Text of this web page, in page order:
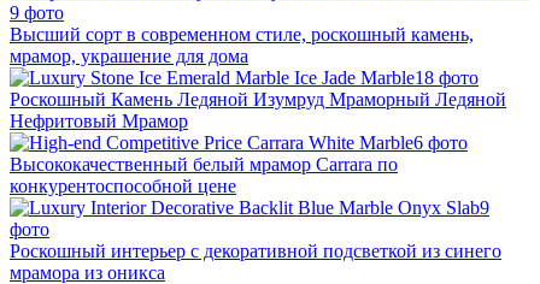
9 фото
Высший сорт в современном стиле, роскошный камень,
мрамор, украшение для дома
18 фото
Роскошный Камень Ледяной Изумруд Мраморный Ледяной
Нефритовый Мрамор
6 фото
Высококачественный белый мрамор Carrara по
конкурентоспособной цене
9
фото
Роскошный интерьер с декоративной подсветкой из синего
мрамора из оникса